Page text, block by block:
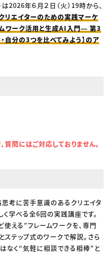
ながる×メディア
2026年６月２日（火）19時から、
リエイターのための実践マーケ
ワーク活用と生成AI入門― 第3
自分の3つを比べてみよう】のア
問にはご対応しておりません。
思考に苦手意識のあるクリエイタ
学べる全6回の実践講座です。
える”フレームワークを、専門
テップ式のワークで解説。さら
なく“気軽に相談できる相棒”と